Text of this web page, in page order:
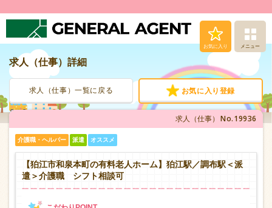
お気に入り メニュー
人材派遣サービス
転職支援サービス
登録から就業まで
求人（仕事）詳細
求人（仕事）一覧に戻る お気に入り登録
求人（仕事） No.19936
介護職・ヘルパー 派遣 オススメ
【狛江市和泉本町の有料老人ホーム】狛江駅／調布駅＜派
遣＞介護職 シフト相談可